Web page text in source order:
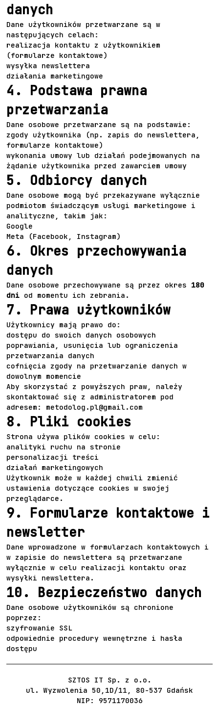
danych
Dane użytkowników przetwarzane są w
następujących celach:
realizacja kontaktu z użytkownikiem
(formularze kontaktowe)
wysyłka newslettera
działania marketingowe
4. Podstawa prawna
przetwarzania
Dane osobowe przetwarzane są na podstawie:
zgody użytkownika (np. zapis do newslettera,
formularze kontaktowe)
wykonania umowy lub działań podejmowanych na
żądanie użytkownika przed zawarciem umowy
5. Odbiorcy danych
Dane osobowe mogą być przekazywane wyłącznie
podmiotom świadczącym usługi marketingowe i
analityczne, takim jak:
Google
Meta (Facebook, Instagram)
6. Okres przechowywania
danych
Dane osobowe przechowywane są przez okres 180
dni od momentu ich zebrania.
7. Prawa użytkowników
Użytkownicy mają prawo do:
dostępu do swoich danych osobowych
poprawiania, usunięcia lub ograniczenia
przetwarzania danych
cofnięcia zgody na przetwarzanie danych w
dowolnym momencie
Aby skorzystać z powyższych praw, należy
skontaktować się z administratorem pod
adresem: metodolog.pl@gmail.com
8. Pliki cookies
Strona używa plików cookies w celu:
analityki ruchu na stronie
personalizacji treści
działań marketingowych
Użytkownik może w każdej chwili zmienić
ustawienia dotyczące cookies w swojej
przeglądarce.
9. Formularze kontaktowe i
newsletter
Dane wprowadzone w formularzach kontaktowych i
w zapisie do newslettera są przetwarzane
wyłącznie w celu realizacji kontaktu oraz
wysyłki newslettera.
10. Bezpieczeństwo danych
Dane osobowe użytkowników są chronione
poprzez:
szyfrowanie SSL
odpowiednie procedury wewnętrzne i hasła
dostępu
SZTOS IT Sp. z o.o.
ul. Wyzwolenia 50,1D/11, 80-537 Gdańsk
NIP: 9571170036